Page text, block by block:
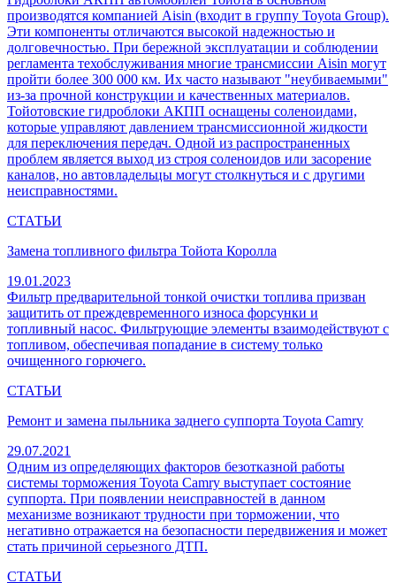
производятся компанией Aisin (входит в группу Toyota Group).
Эти компоненты отличаются высокой надежностью и
долговечностью. При бережной эксплуатации и соблюдении
регламента техобслуживания многие трансмиссии Aisin могут
пройти более 300 000 км. Их часто называют "неубиваемыми"
из-за прочной конструкции и качественных материалов.
Тойотовские гидроблоки АКПП оснащены соленоидами,
которые управляют давлением трансмиссионной жидкости
для переключения передач. Одной из распространенных
проблем является выход из строя соленоидов или засорение
каналов, но автовладельцы могут столкнуться и с другими
неисправностями.
СТАТЬИ
Замена топливного фильтра Тойота Королла
19.01.2023
Фильтр предварительной тонкой очистки топлива призван
защитить от преждевременного износа форсунки и
топливный насос. Фильтрующие элементы взаимодействуют с
топливом, обеспечивая попадание в систему только
очищенного горючего.
СТАТЬИ
Ремонт и замена пыльника заднего суппорта Toyota Camry
29.07.2021
Одним из определяющих факторов безотказной работы
системы торможения Toyota Camry выступает состояние
суппорта. При появлении неисправностей в данном
механизме возникают трудности при торможении, что
негативно отражается на безопасности передвижения и может
стать причиной серьезного ДТП.
СТАТЬИ